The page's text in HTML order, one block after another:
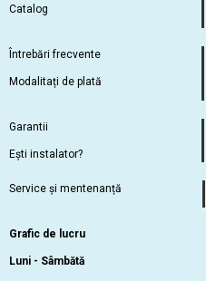
Catalog
Întrebări frecvente
Modalitați de plată
Garantii
Ești instalator?
Service și mentenanță
Grafic de lucru
Luni - Sâmbătă